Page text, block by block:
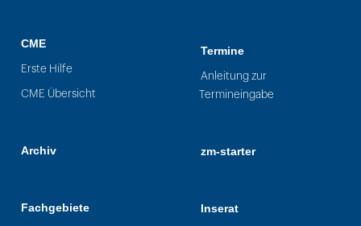
CME
Erste Hilfe
CME Übersicht
Archiv
Fachgebiete
Termine
Anleitung zur
Termineingabe
zm-starter
Inserat